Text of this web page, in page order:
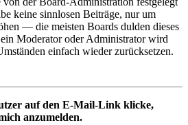
keine sinnlosen Beiträge, nur um
— die meisten Boards dulden dieses
Moderator oder Administrator wird
einfach wieder zurücksetzen.
auf den E-Mail-Link klicke,
anzumelden.